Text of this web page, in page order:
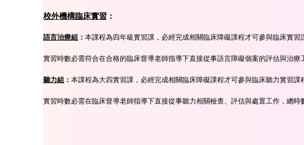
校外機構臨床實習 ：
語言治療組 ： 本課程為四年級實習課，必經完成相關臨床障礙課程才可參與臨床實
實習時數必需符合在合格的臨床督導老師指導下直接從事語言障礙個案的評估與治療
聽力組 ： 本課程為大四實習課，必經完成相關臨床障礙課程才可參與臨床聽力實習
實習時數必需在臨床督導老師指導下直接從事聽力相關檢查、評估與處置工作，總時